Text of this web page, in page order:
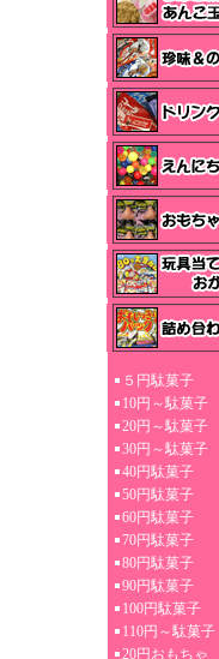
５円駄菓子
10円～駄菓子
20円～駄菓子
30円～駄菓子
40円駄菓子
50円駄菓子
60円駄菓子
70円駄菓子
80円駄菓子
90円駄菓子
100円駄菓子
110円～駄菓子
20円おもちゃ